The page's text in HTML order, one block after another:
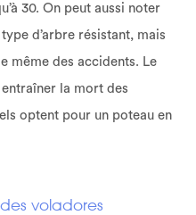
30. On peut aussi noter
d’arbre résistant, mais
même des accidents. Le
la mort des
optent pour un poteau en
voladores